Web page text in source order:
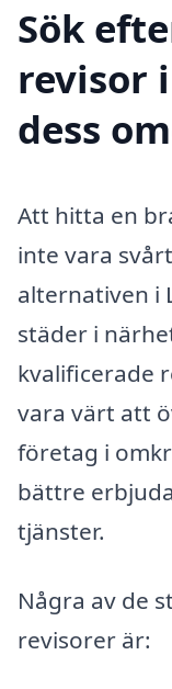
Sök
revisor
dess
Att hitta en
inte vara
alternativen i
städer i
kvalificerade
vara värt att
företag i
bättre
tjänster.
Några av de
revisorer är: